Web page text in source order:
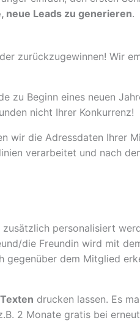
neue Leads zu generieren.
zurückzugewinnen! Wir
zu Beginn eines neuen
nicht Ihrer Konkurrenz!
wir die Adressdaten Ihrer
verarbeitet und nach
personalisiert
die Freundin wird mit
dem Mitglied
drucken lassen. Es
2 Monate gratis bei